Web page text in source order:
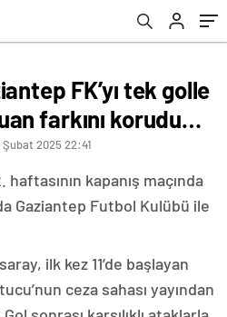
FK’yı tek golle
farkını korudu…
Şubat 2025 22:41
kapanış maçında
Gaziantep Futbol Kulübü ile
ilk kez 11’de başlayan
ceza sahası yayından